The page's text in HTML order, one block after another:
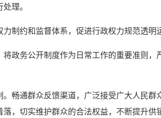
理。
力制约和监督体系，促进行政权力规范透明
将政务公开制度作为日常工作的重要准则
畅通群众反馈渠道，广泛接受广大人民
，切实维护群众的合法权益，不断提升供